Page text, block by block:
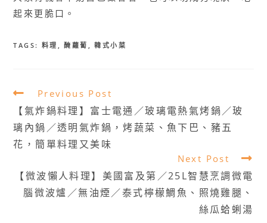
起來更脆口。
TAGS: 料理 , 醃蘿蔔 , 韓式小菜
Read
more
articles
Previous Post
【氣炸鍋料理】富士電通／玻璃電熱氣烤鍋／玻
璃內鍋／透明氣炸鍋，烤蔬菜、魚下巴、豬五
花，簡單料理又美味
Next Post
【微波懶人料理】美國富及第／25L智慧烹調微電
腦微波爐／無油煙／泰式檸檬鯛魚、照燒雞腿、
絲瓜蛤蜊湯